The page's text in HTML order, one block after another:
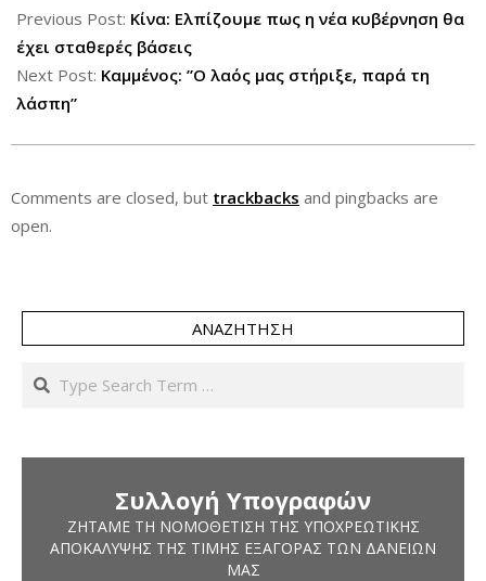
06-
18
Previous Post: Κίνα: Ελπίζουμε πως η νέα κυβέρνηση θα
έχει σταθερές βάσεις
Next Post: Καμμένος: ”Ο λαός μας στήριξε, παρά τη
λάσπη”
Comments are closed, but trackbacks and pingbacks are
open.
ΑΝΑΖΉΤΗΣΗ
Search
Συλλογή Υπογραφών
ΖΗΤΆΜΕ ΤΗ ΝΟΜΟΘΈΤΙΣΗ ΤΗΣ ΥΠΟΧΡΕΩΤΙΚΉΣ
ΑΠΟΚΆΛΥΨΗΣ ΤΗΣ ΤΙΜΉΣ ΕΞΑΓΟΡΆΣ ΤΩΝ ΔΑΝΕΊΩΝ
ΜΑΣ